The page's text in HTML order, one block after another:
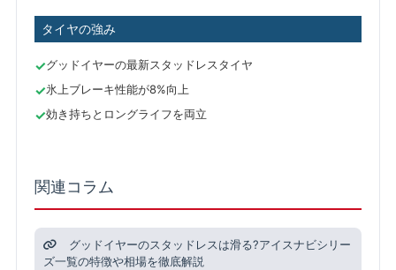
タイヤの強み
グッドイヤーの最新スタッドレスタイヤ
氷上ブレーキ性能が8%向上
効き持ちとロングライフを両立
関連コラム
グッドイヤーのスタッドレスは滑る?アイスナビシリー
ズ一覧の特徴や相場を徹底解説